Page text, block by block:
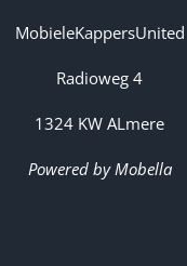
MobieleKappersUnited
Radioweg 4
1324 KW ALmere
Powered by Mobella